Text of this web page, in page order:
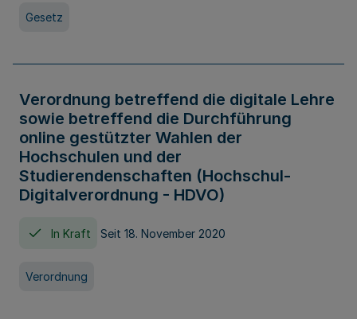
Gesetz
Verordnung betreffend die digitale Lehre
sowie betreffend die Durchführung
online gestützter Wahlen der
Hochschulen und der
Studierendenschaften (Hochschul-
Digitalverordnung - HDVO)
In Kraft Seit 18. November 2020
Verordnung